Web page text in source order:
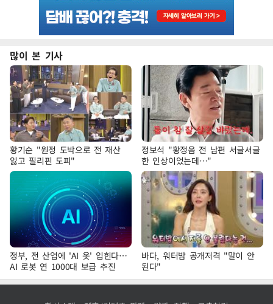
많이 본 기사
황기순 "원정 도박으로 전 재산
잃고 필리핀 도피"
정보석 "황정음 전 남편 서글서글
한 인상이었는데…"
정부, 전 산업에 'AI 옷' 입힌다…
AI 로봇 연 1000대 보급 추진
바다, 워터밤 공개저격 "말이 안
된다"